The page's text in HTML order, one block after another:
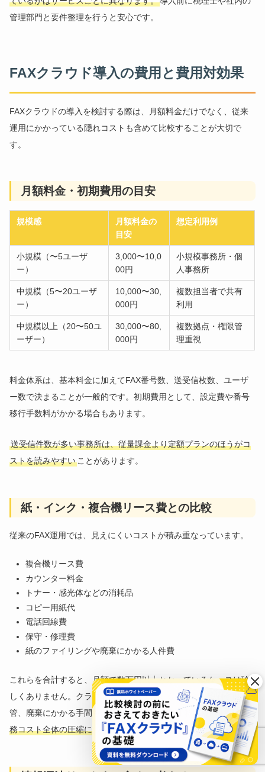
管理部門と要件整理を行うと安心です。
FAXクラウド導入の費用と費用対効果
FAXクラウドの導入を検討する際は、月額料金だけでなく、従来
運用にかかっている隠れコストも含めて比較することが大切で
す。
月額料金・初期費用の目安
規模感
月額料金の
目安
想定利用例
小規模（〜5ユーザ
ー）
3,000〜10,0
00円
小規模事務所・個
人事務所
中規模（5〜20ユーザ
ー）
10,000〜30,
000円
複数担当者で共有
利用
中規模以上（20〜50ユ
ーザー）
30,000〜80,
000円
複数拠点・権限管
理重視
料金体系は、基本料金に加えてFAX番号数、送受信枚数、ユーザ
ー数で決まることが一般的です。初期費用として、設定費や番号
移行手数料がかかる場合もあります。
送受信件数が多い事務所は、従量課金より定額プランのほうがコ
ストを読みやすいことがあります。
紙・インク・複合機リース費との比較
従来のFAX運用では、見えにくいコストが積み重なっています。
複合機リース費
カウンター料金
トナー・感光体などの消耗品
コピー用紙代
電話回線費
保守・修理費
紙のファイリングや廃棄にかかる人件費
これらを合計すると、月額で数万円以上かかっているケースは珍
しくありません。クラウドFAXに切り替えることで、印刷や保
管、廃棄にかかる手間も減るため、単純な利用料比較以上に、業
務コスト全体の圧縮につながる 可能性があります。